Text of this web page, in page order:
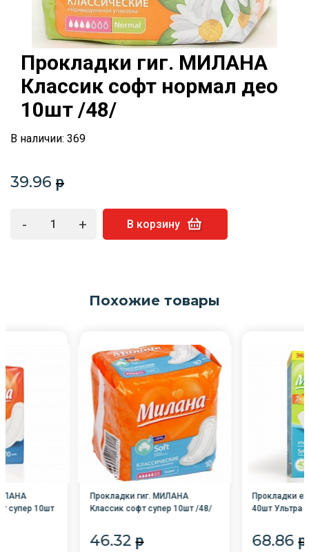
Прокладки гиг. МИЛАНА
Классик софт нормал део
10шт /48/
В наличии: 369
39.96 p
- + В корзину
Похожие товары
супер 10шт
Прокладки гиг. МИЛАНА
Классик софт супер 10шт /48/
46.32 p
Прокладки
40шт Ультра
68.86 p